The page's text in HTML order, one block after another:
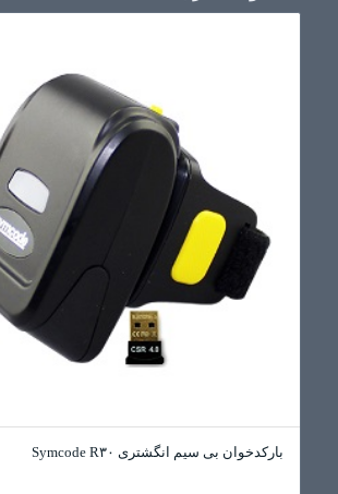
بارکدخوان بی سیم انگشتری Symcode R۳۰